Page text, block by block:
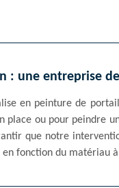
: une entreprise
en peinture de
ou pour peindre
que notre
fonction du